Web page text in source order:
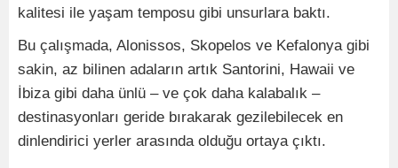
kalitesi ile yaşam temposu gibi unsurlara baktı.
Bu çalışmada, Alonissos, Skopelos ve Kefalonya gibi
sakin, az bilinen adaların artık Santorini, Hawaii ve
İbiza gibi daha ünlü – ve çok daha kalabalık –
destinasyonları geride bırakarak gezilebilecek en
dinlendirici yerler arasında olduğu ortaya çıktı.